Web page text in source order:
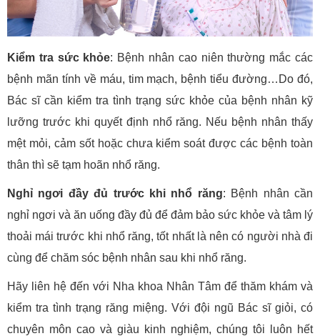
Kiểm tra sức khỏe: Bệnh nhân cao niên thường mắc các
bệnh mãn tính về máu, tim mạch, bệnh tiểu đường…Do đó,
Bác sĩ cần kiểm tra tình trạng sức khỏe của bệnh nhân kỹ
lưỡng trước khi quyết định nhổ răng. Nếu bệnh nhân thấy
mệt mỏi, cảm sốt hoặc chưa kiểm soát được các bệnh toàn
thân thì sẽ tạm hoãn nhổ răng.
Nghỉ ngơi đầy đủ trước khi nhổ răng: Bệnh nhân cần
nghỉ ngơi và ăn uống đầy đủ để đảm bảo sức khỏe và tâm lý
thoải mái trước khi nhổ răng, tốt nhất là nên có người nhà đi
cùng để chăm sóc bệnh nhân sau khi nhổ răng.
Hãy liên hệ đến với Nha khoa Nhân Tâm để thăm khám và
kiểm tra tình trạng răng miệng. Với đội ngũ Bác sĩ giỏi, có
chuyên môn cao và giàu kinh nghiệm, chúng tôi luôn hết